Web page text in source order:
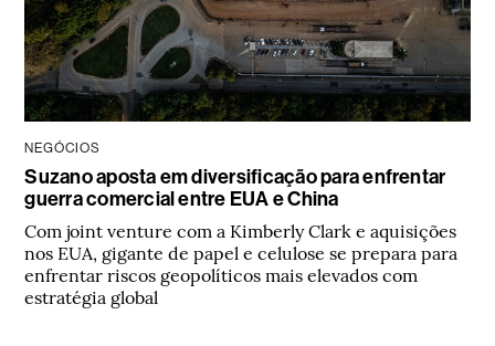
NEGÓCIOS
Suzano aposta em diversificação para enfrentar
guerra comercial entre EUA e China
Com joint venture com a Kimberly Clark e aquisições
nos EUA, gigante de papel e celulose se prepara para
enfrentar riscos geopolíticos mais elevados com
estratégia global